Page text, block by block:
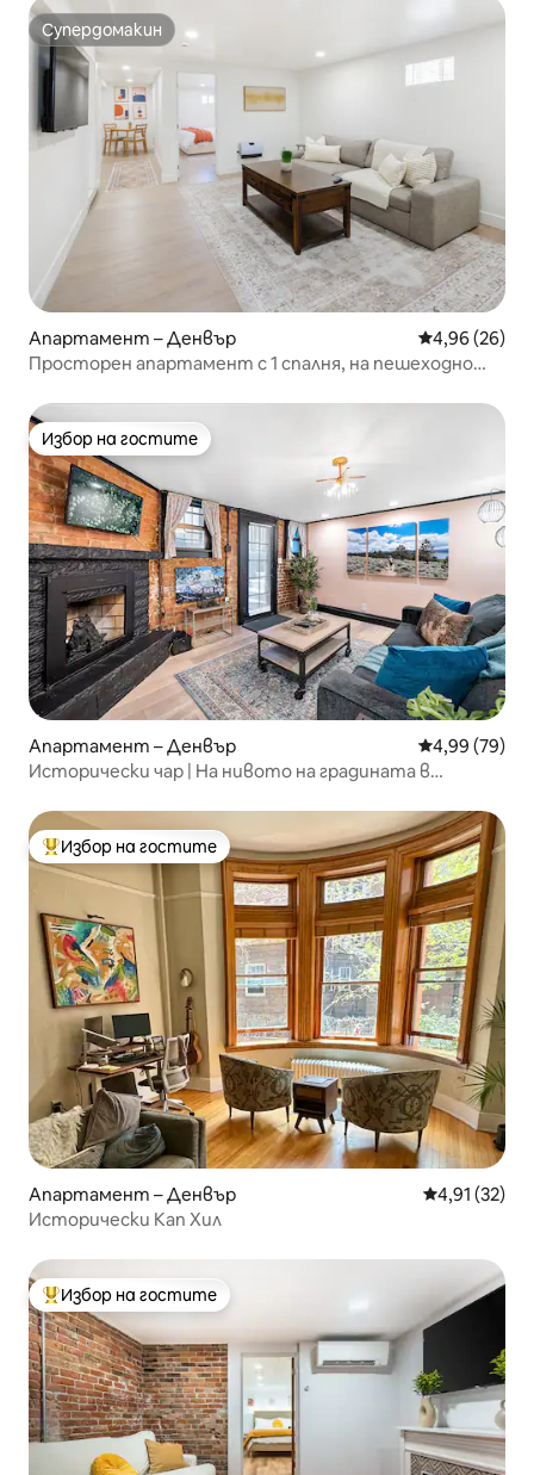
Супердомакин
Супердомакин
Апартамент – Денвър Средна
4,96 (26)
Просторен апартамент с 1 спалня, на пешеходно
Избор на гостите
Избор на гостите
Апартамент – Денвър Средна
4,99 (79)
Исторически чар | На нивото на градината в
Най-популярен избор на гостите
Избор на гостите
Апартамент – Денвър Средна
4,91 (32)
Исторически Кап Хил
Най-популярен избор на гостите
Избор на гостите